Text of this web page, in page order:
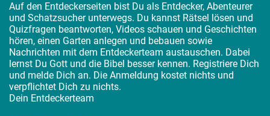
Auf den Entdeckerseiten bist Du als Entdecker, Abenteurer
und Schatzsucher unterwegs. Du kannst Rätsel lösen und
Quizfragen beantworten, Videos schauen und Geschichten
hören, einen Garten anlegen und bebauen sowie
Nachrichten mit dem Entdeckerteam austauschen. Dabei
lernst Du Gott und die Bibel besser kennen. Registriere Dich
und melde Dich an. Die Anmeldung kostet nichts und
verpflichtet Dich zu nichts.
Dein Entdeckerteam